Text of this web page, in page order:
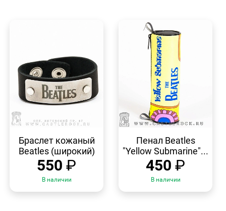
Браслет кожаный
Beatles (широкий)
550 ₽
В наличии
ПРОСМОТР
Пенал Beatles
"Yellow Submarine"...
450 ₽
В наличии